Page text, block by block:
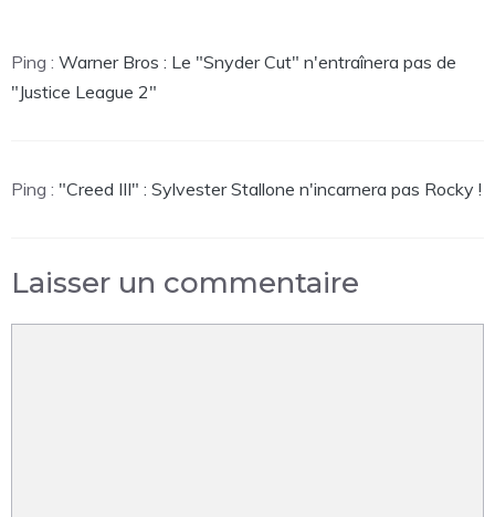
Ping : Warner Bros : Le "Snyder Cut" n'entraînera pas de
"Justice League 2"
Ping : "Creed III" : Sylvester Stallone n'incarnera pas Rocky !
Laisser un commentaire